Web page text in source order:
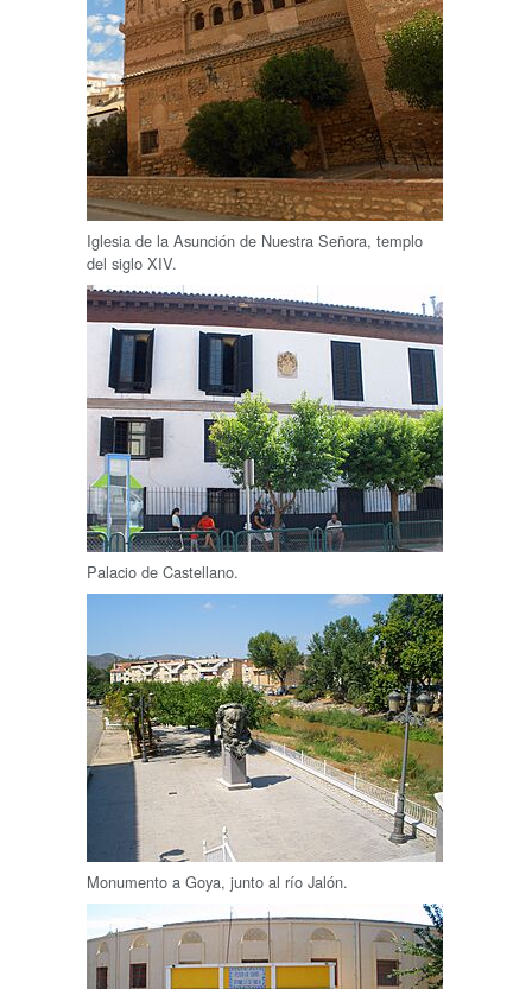
Iglesia de la Asunción de Nuestra Señora, templo
del siglo XIV.
Palacio de Castellano.
Monumento a Goya, junto al río Jalón.